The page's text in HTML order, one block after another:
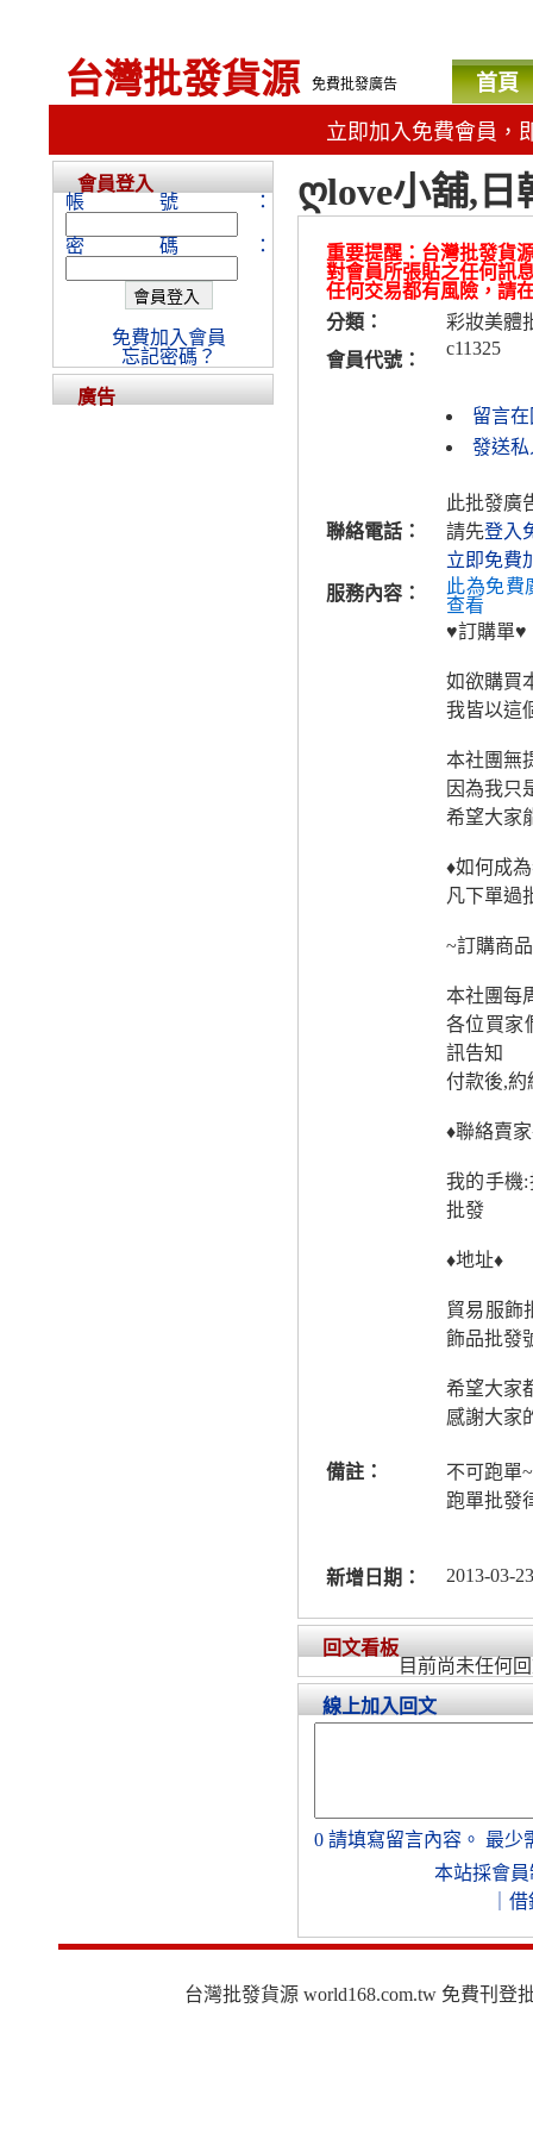
台灣批發貨源 免費批發廣告 首頁
立即加入免費會員，
ღlove小舖,日
重要提醒：台灣批發貨
對會員所張貼之任何訊
任何交易都有風險，請
分類：
彩妝美體
會員代號：
c11325
留言
發送私
聯絡電話：
此批發廣
請先登入
立即免費
服務內容：
此為免費
查看
♥訂購單♥
如欲購買
我皆以這
本社團無
因為我只
希望大家
♦如何成
凡下單過
~訂購商
本社團每
各位買家
訊告知
付款後,約
♦聯絡賣
我的手機
批發
♦地址♦
貿易服飾
飾品批發
希望大家
感謝大家
備註：
不可跑單
跑單批發
新增日期： 2013-03-
回文看板
目前尚未任何
線上加入回文
0 請填寫留言內容。 最少
本站採會員
借
會員登入
帳號：
密碼：
免費加入會員
忘記密碼？
廣告
台灣批發貨源 world168.com.tw 免費刊登